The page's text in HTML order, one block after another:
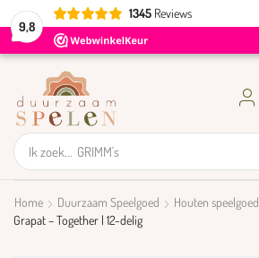
9,8
1345 Reviews
Ik zoek... GRIMM's
Home Duurzaam Speelgoed
Houten speelgoed
Grapat – Together | 12-delig